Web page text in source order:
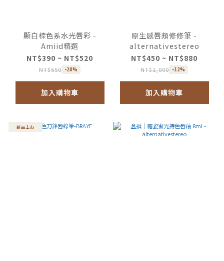
顯白棕色系水光唇彩 -
Amiid精選
NT$390 ~ NT$520
NT$650 -20%
加入購物車
原生感唇頰修修筆 -
alternativestereo
NT$450 ~ NT$880
NT$1,000 -12%
加入購物車
新品上市